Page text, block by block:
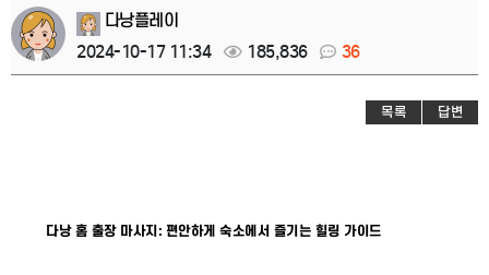
다낭플레이
2024-10-17 11:34
185,836 36
목록 답변
다낭 홈 출장 마사지: 편안하게 숙소에서 즐기는 힐링 가이드